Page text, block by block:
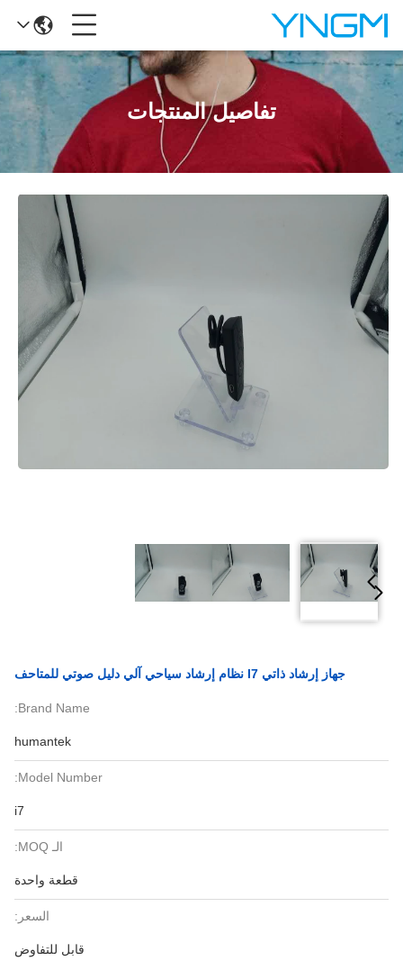
تفاصيل المنتجات
جهاز إرشاد ذاتي I7 نظام إرشاد سياحي آلي دليل صوتي للمتاحف
Brand Name:
humantek
Model Number:
i7
الـ MOQ:
قطعة واحدة
السعر:
قابل للتفاوض